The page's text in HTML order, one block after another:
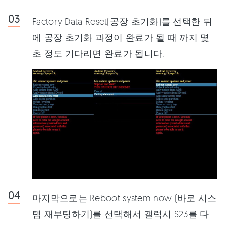
Factory Data Reset(공장 초기화)를 선택한 뒤
에 공장 초기화 과정이 완료가 될 때 까지 몇
초 정도 기다리면 완료가 됩니다.
마지막으로는 Reboot system now (바로 시스
템 재부팅하기)를 선택해서 갤럭시 S23를 다